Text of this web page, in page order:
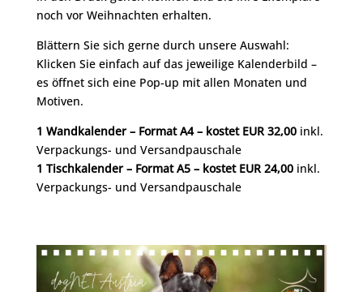
noch vor Weihnachten erhalten.
Blättern Sie sich gerne durch unsere Auswahl:
Klicken Sie einfach auf das jeweilige Kalenderbild –
es öffnet sich eine Pop-up mit allen Monaten und
Motiven.
1 Wandkalender – Format A4 – kostet EUR 32,00inkl.
Verpackungs- und Versandpauschale
1 Tischkalender – Format A5 – kostet EUR 24,00inkl.
Verpackungs- und Versandpauschale